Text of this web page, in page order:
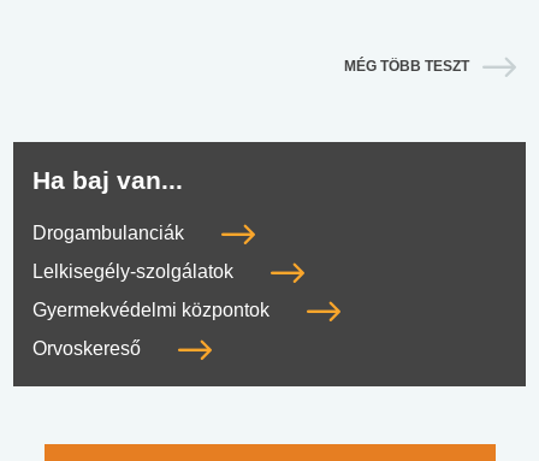
MÉG TÖBB TESZT
Ha baj van...
Drogambulanciák
Lelkisegély-szolgálatok
Gyermekvédelmi központok
Orvoskereső